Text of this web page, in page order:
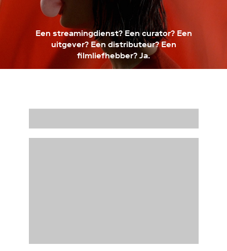
Een streamingdienst? Een curator? Een
uitgever? Een distributeur? Een
filmliefhebber? Ja.